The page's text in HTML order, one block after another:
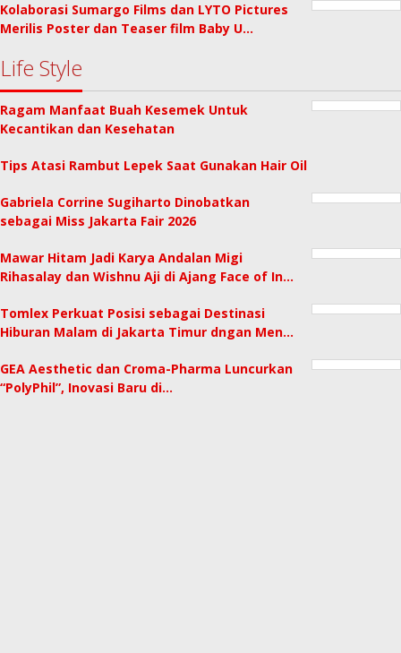
Kolaborasi Sumargo Films dan LYTO Pictures
Merilis Poster dan Teaser film Baby U…
Life Style
Ragam Manfaat Buah Kesemek Untuk
Kecantikan dan Kesehatan
Tips Atasi Rambut Lepek Saat Gunakan Hair Oil
Gabriela Corrine Sugiharto Dinobatkan
sebagai Miss Jakarta Fair 2026
Mawar Hitam Jadi Karya Andalan Migi
Rihasalay dan Wishnu Aji di Ajang Face of In…
Tomlex Perkuat Posisi sebagai Destinasi
Hiburan Malam di Jakarta Timur dngan Men…
GEA Aesthetic dan Croma-Pharma Luncurkan
“PolyPhil”, Inovasi Baru di…